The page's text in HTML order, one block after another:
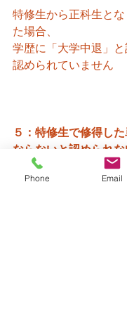
特修生から正科生と
た場合、
学歴に「大学中退」
認められていません
５：特修生で修得し
ならないと認められな
特修生として修得し
なった際に初めて
Phone Email